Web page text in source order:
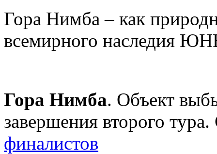
Гора Нимба – как
всемирного наследия
Гора Нимба. Объект
завершения второго
финалистов